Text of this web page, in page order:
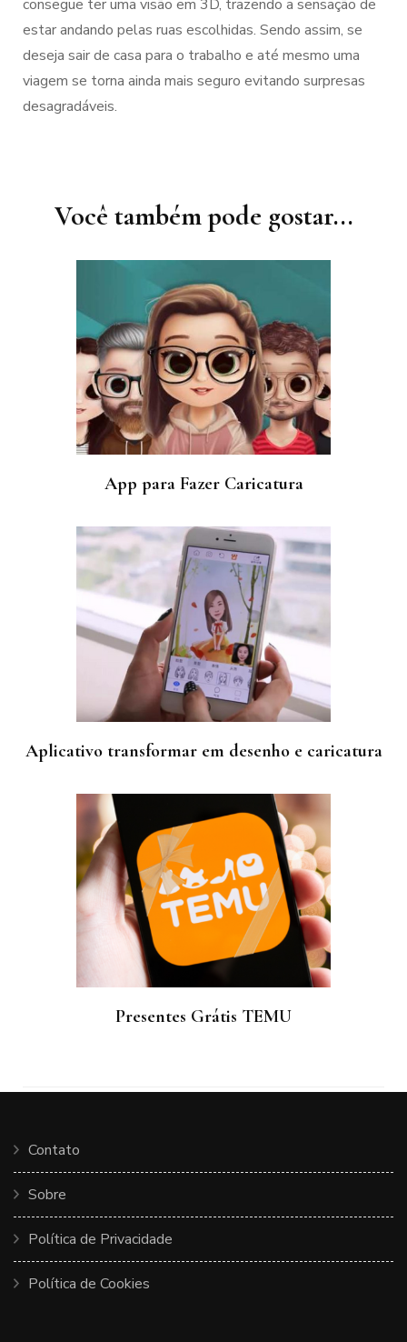
consegue ter uma visão em 3D, trazendo a sensação de
estar andando pelas ruas escolhidas. Sendo assim, se
deseja sair de casa para o trabalho e até mesmo uma
viagem se torna ainda mais seguro evitando surpresas
desagradáveis.
postVocê também pode gostar...
App para Fazer Caricatura
Aplicativo transformar em desenho e caricatura
Presentes Grátis TEMU
Contato
Sobre
Política de Privacidade
Política de Cookies